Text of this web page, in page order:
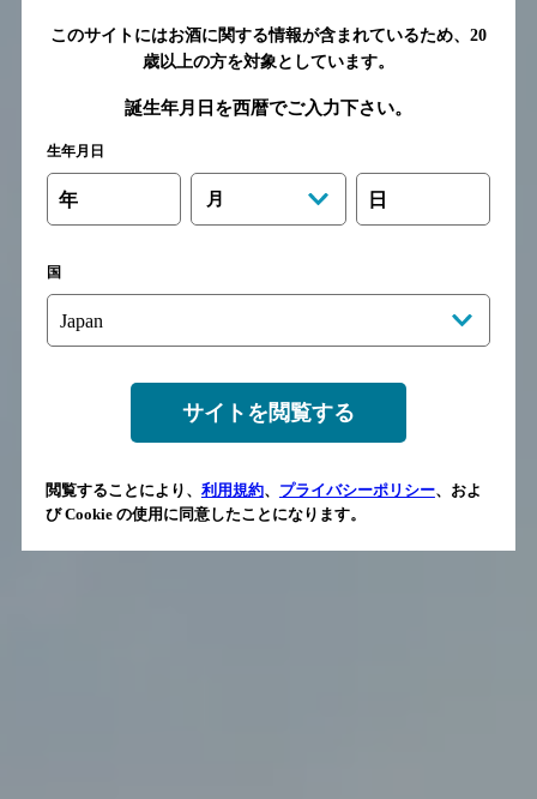
このサイトにはお酒に関する情報が含まれているため、 20
歳以上の方を対象としています。
誕生年月日を西暦でご入力下さい。
生年月日
年 月 日
国
サイトを閲覧する
閲覧することにより、 利用規約、 プライバシーポリシー、およ
び Cookie の使用に同意したことになります。